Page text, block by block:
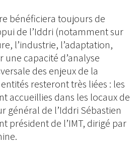
bénéficiera toujours de
de l’Iddri (notamment sur
l’industrie, l’adaptation,
capacité d’analyse
des enjeux de la
resteront très liées : les
accueillies dans les locaux de
général de l’Iddri Sébastien
président de l’IMT, dirigé par